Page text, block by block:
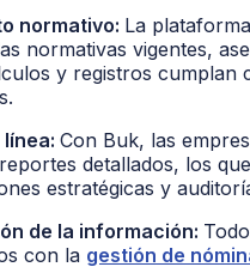
normativo: La
normativas vigentes,
y registros cumplan
línea:Con Buk, las
detallados, los
estratégicas y
de la información:
con la gestión de